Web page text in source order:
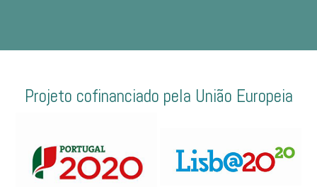
Projeto cofinanciado pela União Europeia